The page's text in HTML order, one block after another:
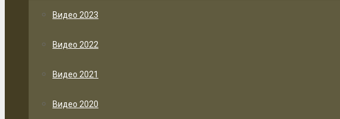
Видео 2023
Видео 2022
Видео 2021
Видео 2020